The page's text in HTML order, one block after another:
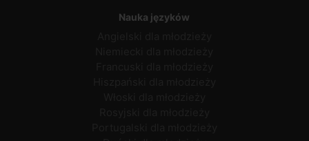
Nauka języków